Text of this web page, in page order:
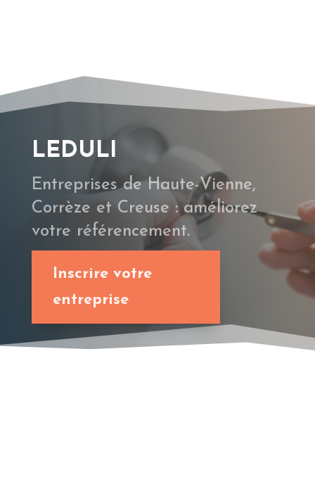
LEDULI
Entreprises de Haute-Vienne,
Corrèze et Creuse : améliorez
votre référencement.
Inscrire votre
entreprise